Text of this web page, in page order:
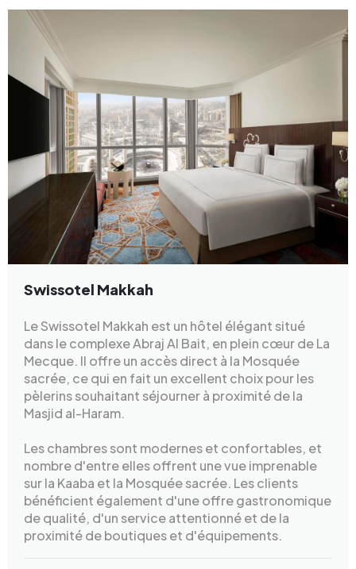
Swissotel Makkah
Le Swissotel Makkah est un hôtel élégant situé
dans le complexe Abraj Al Bait, en plein cœur de La
Mecque. Il offre un accès direct à la Mosquée
sacrée, ce qui en fait un excellent choix pour les
pèlerins souhaitant séjourner à proximité de la
Masjid al-Haram.
Les chambres sont modernes et confortables, et
nombre d'entre elles offrent une vue imprenable
sur la Kaaba et la Mosquée sacrée. Les clients
bénéficient également d'une offre gastronomique
de qualité, d'un service attentionné et de la
proximité de boutiques et d'équipements.